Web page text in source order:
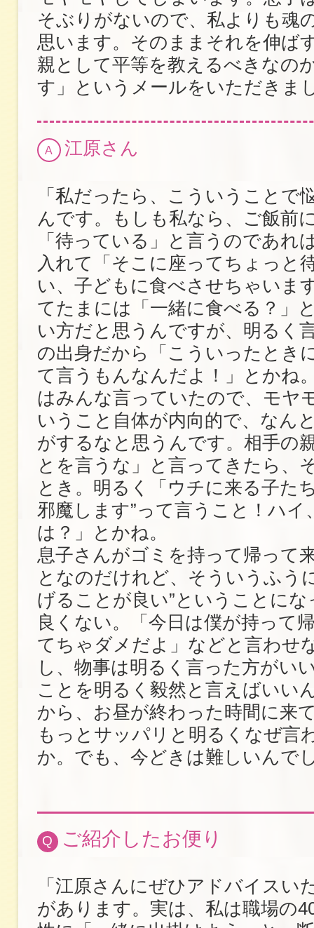
そぶりがないので、私よりも魂
思います。そのままそれを伸ば
親として平等を教えるべきなの
す」というメールをいただきま
A 江原さん
「私だったら、こういうことで
んです。もしも私なら、ご飯前
「待っている」と言うのであれ
入れて「そこに座ってちょっと
い、子どもに食べさせちゃいま
てたまには「一緒に食べる？」
い方だと思うんですが、明るく
の出身だから「こういったとき
て言うもんなんだよ！」とかね
はみんな言っていたので、モヤ
いうこと自体が内向的で、なん
がするなと思うんです。相手の
とを言うな」と言ってきたら、
とき。明るく「ウチに来る子た
邪魔します”って言うこと！ハイ
は？」とかね。
息子さんがゴミを持って帰って
となのだけれど、そういうふう
げることが良い”ということに
良くない。「今日は僕が持って
てちゃダメだよ」などと言わせ
し、物事は明るく言った方がい
ことを明るく毅然と言えばいい
から、お昼が終わった時間に来
もっとサッパリと明るくなぜ言
か。でも、今どきは難しいんで
Q ご紹介したお便り
「江原さんにぜひアドバイスい
があります。実は、私は職場の